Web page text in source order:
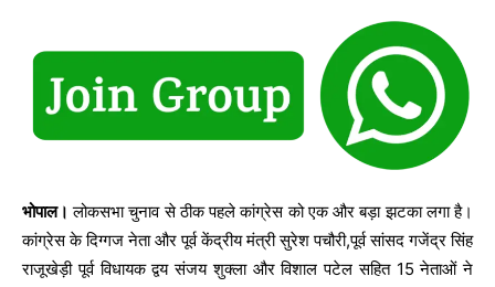
भोपाल। लोकसभा चुनाव से ठीक पहले कांग्रेस को एक और बड़ा झटका लगा है।
कांग्रेस के दिग्गज नेता और पूर्व केंद्रीय मंत्री सुरेश पचौरी,पूर्व सांसद गजेंद्र सिंह
राजूखेड़ी पूर्व विधायक द्वय संजय शुक्ला और विशाल पटेल सहित 15 नेताओं ने